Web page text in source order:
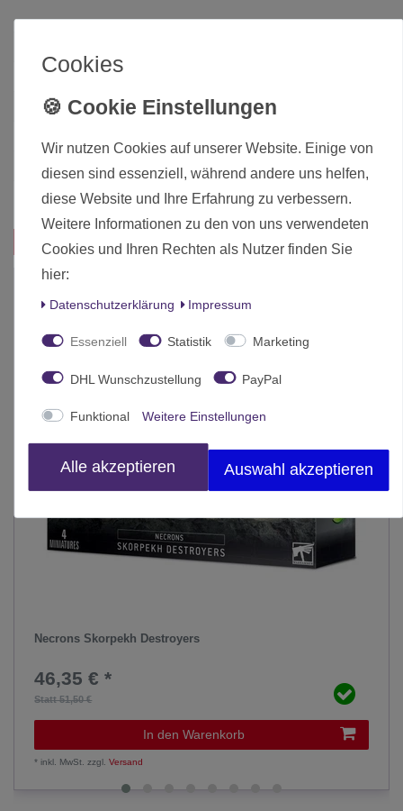
Art.-ID
Altersfreigabe Ab 12 freigegeben
Herstellungsland United Kingdom
Inhalt 1 Stück
Das passt zu diesem Produkt:
Necrons Skorpekh Destroyers
Statt 51,50 €
46,35 € *
In den Warenkorb
*inkl. MwSt. zzgl.Versand
Cookies
Wir nutzen Cookies auf unserer Website. Einige von
diesen sind essenziell, während andere uns helfen,
diese Website und Ihre Erfahrung zu verbessern.
Weitere Informationen zu den von uns verwendeten
Cookies und Ihren Rechten als Nutzer finden Sie
hier:
Daten­schutz­erklärung Impressum
Essenziell Statistik Marketing
DHL Wunschzustellung PayPal
Funktional Weitere Einstellungen
Alle akzeptieren Auswahl akzeptieren